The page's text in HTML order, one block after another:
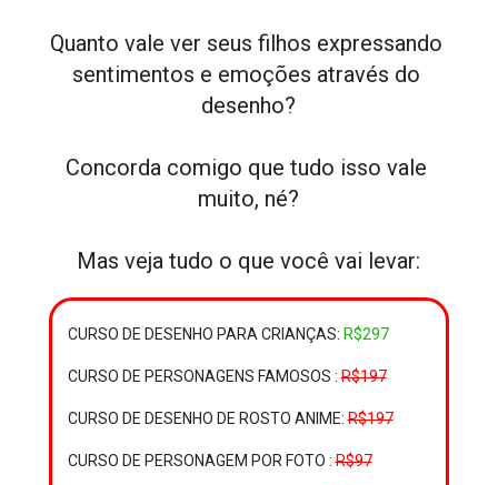
Quanto vale ver seus filhos expressando
sentimentos e emoções através do
desenho?
Concorda comigo que tudo isso vale
muito, né?
Mas veja tudo o que você vai levar:
CURSO DE DESENHO PARA CRIANÇAS: R$297
CURSO DE PERSONAGENS FAMOSOS : R$197
CURSO DE DESENHO DE ROSTO ANIME: R$197
CURSO DE PERSONAGEM POR FOTO : R$97